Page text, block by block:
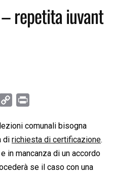
repetita iuvant
p
y
L
i
i
n
t
comunali bisogna
di richiesta di certificazione.
in mancanza di un accordo
se il caso con una